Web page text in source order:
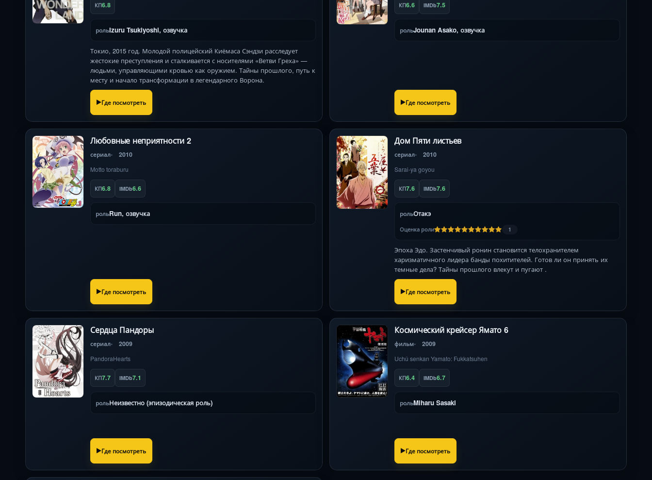
КП6.8
рольIzuru Tsukiyoshi, озвучка
Токио, 2015 год. Молодой полицейский Киёмаса Сэндзи расследует
жестокие преступления и сталкивается с носителями «Ветви Греха» —
людьми, управляющими кровью как оружием. Тайны прошлого, путь к
месту и начало трансформации в легендарного Ворона.
Где посмотреть
КП6.6 IMDb7.5
рольJounan Asako, озвучка
Где посмотреть
Любовные неприятности 2
сериал 2010
Motto toraburu
КП6.8 IMDb6.6
рольRun, озвучка
Где посмотреть
Дом Пяти листьев
сериал 2010
Sarai-ya goyou
КП7.6 IMDb7.6
рольОтакэ
Оценка роли 1
Эпоха Эдо. Застенчивый ронин становится телохранителем
харизматичного лидера банды похитителей. Готов ли он принять их
темные дела? Тайны прошлого влекут и пугают .
Где посмотреть
Сердца Пандоры
сериал 2009
PandoraHearts
КП7.7 IMDb7.1
рольНеизвестно (эпизодическая роль)
Где посмотреть
Космический крейсер Ямато 6
фильм 2009
Uchû senkan Yamato: Fukkatsuhen
КП6.4 IMDb6.7
рольMiharu Sasaki
Где посмотреть